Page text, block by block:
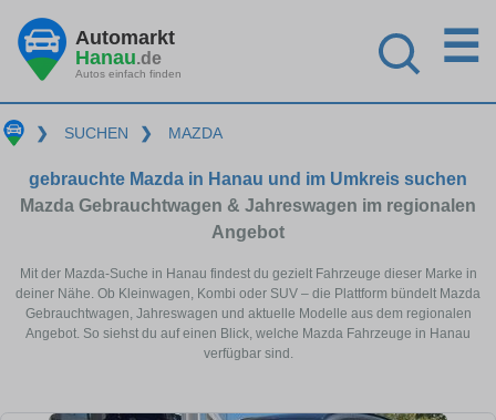
Automarkt
Hanau.de
Autos einfach finden
☰
❯ SUCHEN ❯ MAZDA
gebrauchte Mazda in Hanau und im Umkreis suchen
Mazda Gebrauchtwagen & Jahreswagen im regionalen
Angebot
Mit der Mazda-Suche in Hanau findest du gezielt Fahrzeuge dieser Marke in
deiner Nähe. Ob Kleinwagen, Kombi oder SUV – die Plattform bündelt Mazda
Gebrauchtwagen, Jahreswagen und aktuelle Modelle aus dem regionalen
Angebot. So siehst du auf einen Blick, welche Mazda Fahrzeuge in Hanau
verfügbar sind.